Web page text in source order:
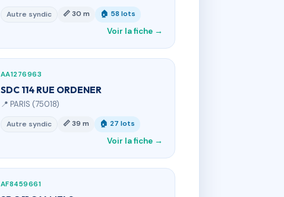
Autre syndic 📏 30 m 🏠 58 lots
Voir la fiche →
AA1276963
SDC 114 RUE ORDENER
📍 PARIS (75018)
Autre syndic 📏 39 m 🏠 27 lots
Voir la fiche →
AF8459661